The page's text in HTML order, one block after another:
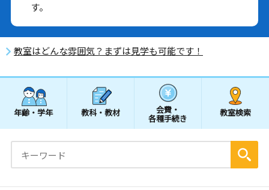
す。
教室はどんな雰囲気？まずは見学も可能です！
年齢・学年 教科・教材 会費・
各種手続き
教室検索